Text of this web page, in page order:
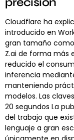
Cloudflare ha
introducido en
gran tamaño como
Z.ai de forma más
reducido el
inferencia
manteniendo
modelos. Las
20 segundos La
del trabajo que
lenguaje a gran